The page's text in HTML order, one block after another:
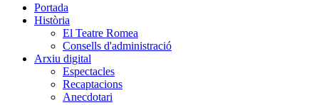
Portada
Història
El Teatre Romea
Consells d'administració
Arxiu digital
Espectacles
Recaptacions
Anecdotari